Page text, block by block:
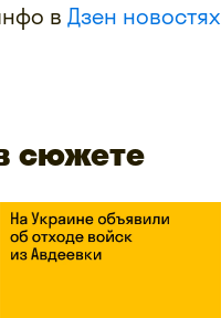
в Дзен новостях
сюжете